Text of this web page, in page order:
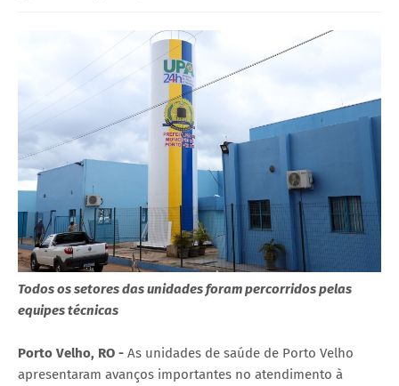
Todos os setores das unidades foram percorridos pelas
equipes técnicas
Porto Velho, RO - As unidades de saúde de Porto Velho
apresentaram avanços importantes no atendimento à